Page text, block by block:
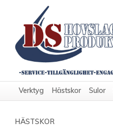
Verktyg Hästskor Sulor
HÄSTSKOR